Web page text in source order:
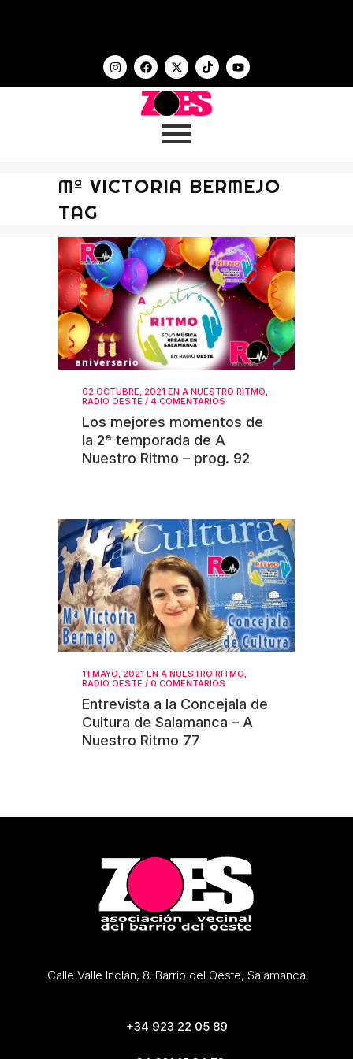
Mª VICTORIA BERMEJO
TAG
02 OCTUBRE, 2021 EN A NUESTRO RITMO,
RADIO OESTE / 4 COMENTARIOS
Los mejores momentos de
la 2ª temporada de A
Nuestro Ritmo – prog. 92
11 MAYO, 2021 EN A NUESTRO RITMO,
RADIO OESTE / 0 COMENTARIOS
Entrevista a la Concejala de
Cultura de Salamanca – A
Nuestro Ritmo 77
Calle Valle Inclán, 8. Barrio del Oeste, Salamanca
+34 923 22 05 89